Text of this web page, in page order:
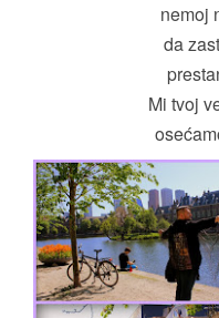
nemoj
da
Mi tvoj